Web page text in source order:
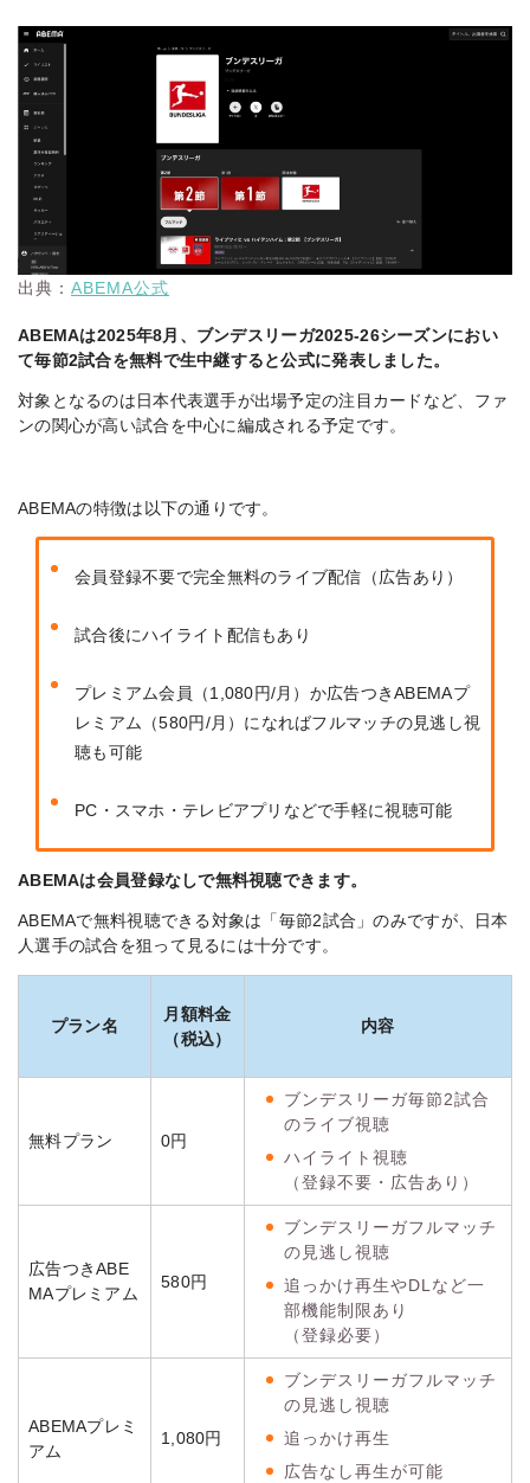
出典： ABEMA公式
ABEMAは2025年8月、ブンデスリーガ2025-26シーズンにおい
て毎節2試合を無料で生中継すると公式に発表しました。
対象となるのは日本代表選手が出場予定の注目カードなど、ファ
ンの関心が高い試合を中心に編成される予定です。
ABEMAの特徴は以下の通りです。
会員登録不要で完全無料のライブ配信（広告あり）
試合後にハイライト配信もあり
プレミアム会員（1,080円/月）か広告つきABEMAプ
レミアム（580円/月）になればフルマッチの見逃し視
聴も可能
PC・スマホ・テレビアプリなどで手軽に視聴可能
ABEMAは会員登録なしで無料視聴できます。
ABEMAで無料視聴できる 対象は「毎節2試合」のみですが、日本
人選手の試合を狙って見るには十分です。
プラン名
月額料金
（税込）
内容
無料プラン 0円
ブンデスリーガ毎節2試合
のライブ視聴
ハイライト視聴
（登録不要・広告あり）
広告つきABE
MAプレミアム
580円
ブンデスリーガフルマッチ
の見逃し視聴
追っかけ再生やDLなど一
部機能制限あり
（登録必要）
ABEMAプレミ
アム
1,080円
ブンデスリーガフルマッチ
の見逃し視聴
追っかけ再生
広告なし再生が可能